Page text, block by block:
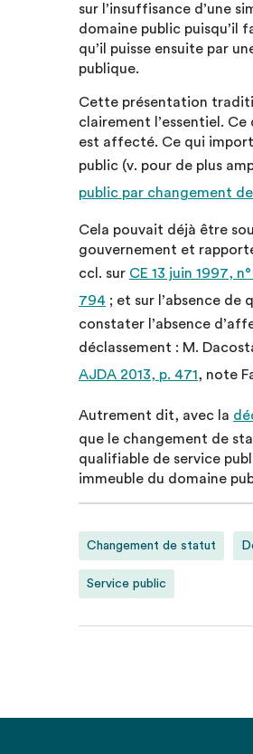
sur l’insuffisance d’une
domaine public puisqu’il
qu’il puisse ensuite par
publique.
Cette présentation
clairement l’essentiel.
est affecté. Ce qui
public (v. pour de plus
public par changement
Cela pouvait déjà être
gouvernement et
ccl. sur CE 13 juin 1997,
794 ; et sur l’absence
constater l’absence
déclassement : M.
AJDA 2013, p. 471, note
Autrement dit, avec la
que le changement de
qualifiable de service
immeuble du domaine
Changement de statut
Service public